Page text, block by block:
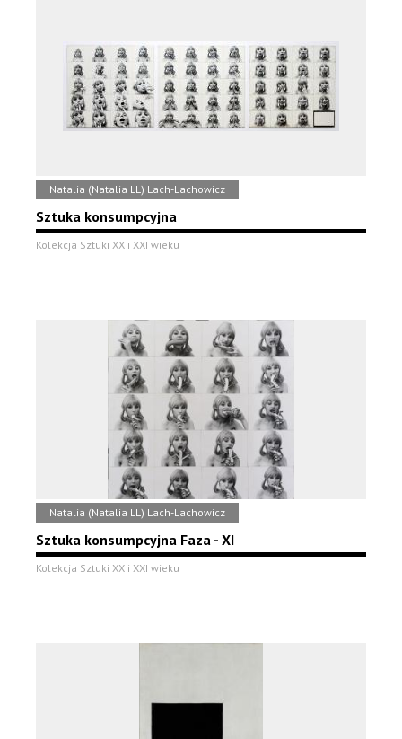
Natalia (Natalia LL) Lach-Lachowicz
Sztuka konsumpcyjna
Kolekcja Sztuki XX i XXI wieku
Natalia (Natalia LL) Lach-Lachowicz
Sztuka konsumpcyjna Faza - XI
Kolekcja Sztuki XX i XXI wieku